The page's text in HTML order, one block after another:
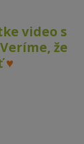
video s
že
♥